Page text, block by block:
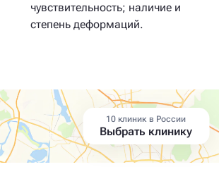
чувствительность; наличие и
степень деформаций.
10 клиник в России
Выбрать клинику